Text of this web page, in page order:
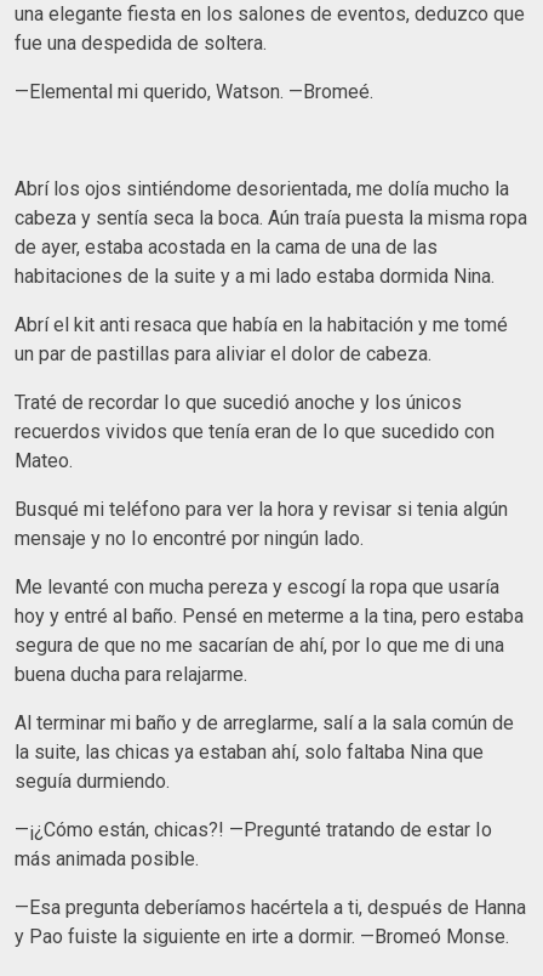
una elegante fiesta en los salones de eventos, deduzco que
fue una despedida de soltera.
—Elemental mi querido, Watson. —Bromeé.
Abrí los ojos sintiéndome desorientada, me dolía mucho la
cabeza y sentía seca la boca. Aún traía puesta la misma ropa
de ayer, estaba acostada en la cama de una de las
habitaciones de la suite y a mi lado estaba dormida Nina.
Abrí el kit anti resaca que había en la habitación y me tomé
un par de pastillas para aliviar el dolor de cabeza.
Traté de recordar Io que sucedió anoche y los únicos
recuerdos vividos que tenía eran de Io que sucedido con
Mateo.
Busqué mi teléfono para ver la hora y revisar si tenia algún
mensaje y no Io encontré por ningún lado.
Me levanté con mucha pereza y escogí la ropa que usaría
hoy y entré al baño. Pensé en meterme a la tina, pero estaba
segura de que no me sacarían de ahí, por Io que me di una
buena ducha para relajarme.
Al terminar mi baño y de arreglarme, salí a la sala común de
la suite, las chicas ya estaban ahí, solo faltaba Nina que
seguía durmiendo.
—¡¿Cómo están, chicas?! —Pregunté tratando de estar Io
más animada posible.
—Esa pregunta deberíamos hacértela a ti, después de Hanna
y Pao fuiste la siguiente en irte a dormir. —Bromeó Monse.